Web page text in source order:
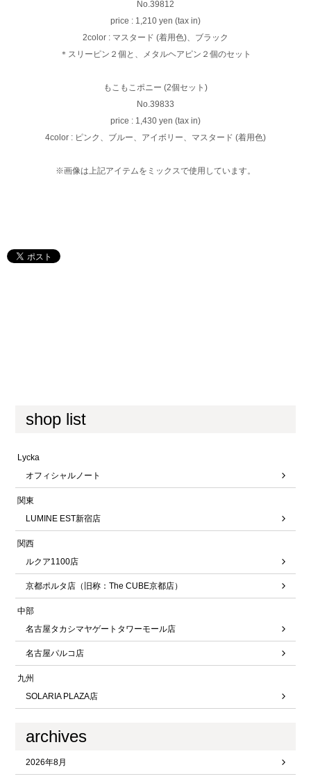
No.39812
price : 1,210 yen (tax in)
2color : マスタード (着用色)、ブラック
＊スリーピン２個と、メタルヘアピン２個のセット
もこもこポニー (2個セット)
No.39833
price : 1,430 yen (tax in)
4color : ピンク、ブルー、アイボリー、マスタード (着用色)
※画像は上記アイテムをミックスで使用しています。
shop list
Lycka
オフィシャルノート
関東
LUMINE EST新宿店
関西
ルクア1100店
京都ポルタ店（旧称：The CUBE京都店）
中部
名古屋タカシマヤゲートタワーモール店
名古屋パルコ店
九州
SOLARIA PLAZA店
archives
2026年8月